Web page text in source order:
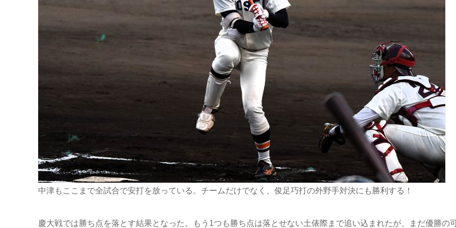
中津もここまで全試合で安打を放っている。チームだけでなく、俊足巧打の外野手対決にも勝利する！
慶大戦では勝ち点を落とす結果となった。もう1つも勝ち点は落とせない土俵際まで追い込まれたが、まだ優勝の